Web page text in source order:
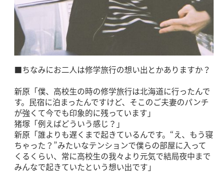
■ちなみにお二人は修学旅行の想い出とかありますか？
新原「僕、高校生の時の修学旅行は北海道に行ったんで
す。民宿に泊まったんですけど、そこのご夫妻のパンチ
が強くて今でも印象的に残っています」
猪塚「例えばどういう感じ？」
新原「誰よりも遅くまで起きているんです。“え、もう寝
ちゃった？”みたいなテンションで僕らの部屋に入って
くるくらい、常に高校生の我々より元気で結局夜中まで
みんなで起きていたという想い出です」